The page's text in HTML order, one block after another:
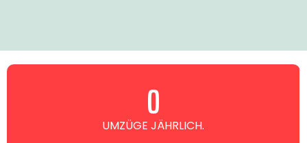
UMZÜGE JÄHRLICH.
0